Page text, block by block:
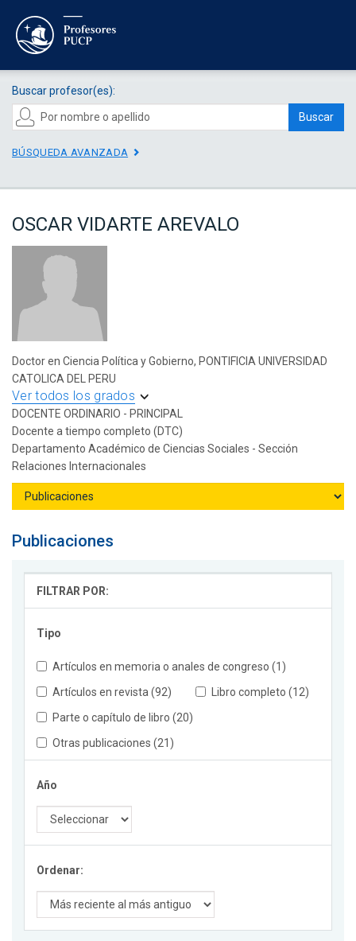
Buscar profesor(es):
Buscar
BÚSQUEDA AVANZADA
OSCAR VIDARTE AREVALO
Doctor en Ciencia Política y Gobierno, PONTIFICIA UNIVERSIDAD
CATOLICA DEL PERU
Ver todos los grados
DOCENTE ORDINARIO - PRINCIPAL
Docente a tiempo completo (DTC)
Departamento Académico de Ciencias Sociales - Sección
Relaciones Internacionales
Publicaciones
FILTRAR POR:
Tipo
Artículos en memoria o anales de congreso (1)
Artículos en revista (92)
Libro completo (12)
Parte o capítulo de libro (20)
Otras publicaciones (21)
Año
Ordenar: